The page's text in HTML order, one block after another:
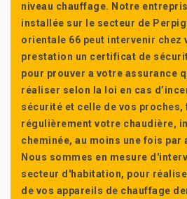
niveau chauffage. Notre
installée sur le secteur de
orientale 66 peut intervenir chez
prestation un certificat de
pour prouver a votre assurance
réaliser selon la loi en cas
sécurité et celle de vos
régulièrement votre chaudière,
cheminée, au moins une fois par
Nous sommes en mesure
secteur d'habitation, pour
de vos appareils de chauffage